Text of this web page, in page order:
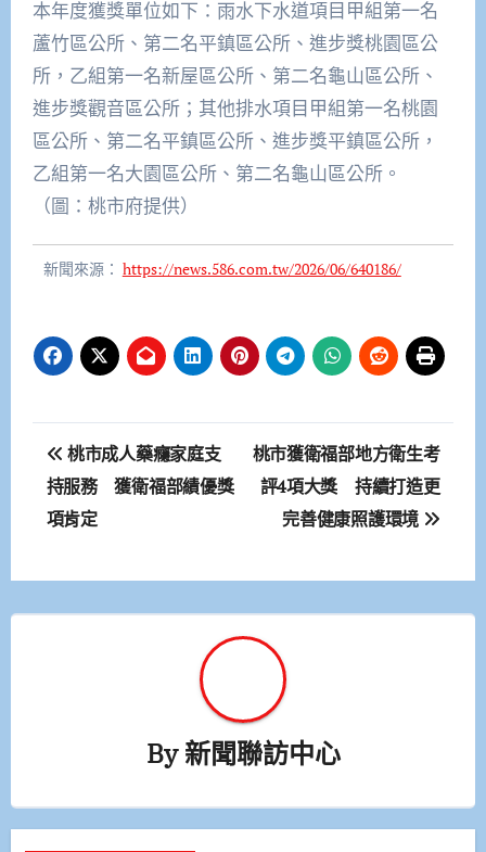
本年度獲獎單位如下：雨水下水道項目甲組第一名
蘆竹區公所、第二名平鎮區公所、進步獎桃園區公
所，乙組第一名新屋區公所、第二名龜山區公所、
進步獎觀音區公所；其他排水項目甲組第一名桃園
區公所、第二名平鎮區公所、進步獎平鎮區公所，
乙組第一名大園區公所、第二名龜山區公所。
（圖：桃市府提供）
新聞來源： https://news.586.com.tw/2026/06/640186/
文
章
導
覽
桃市成人藥癮家庭支
持服務 獲衛福部績優獎
項肯定
桃市獲衛福部地方衛生考
評4項大獎 持續打造更
完善健康照護環境
By新聞聯訪中心